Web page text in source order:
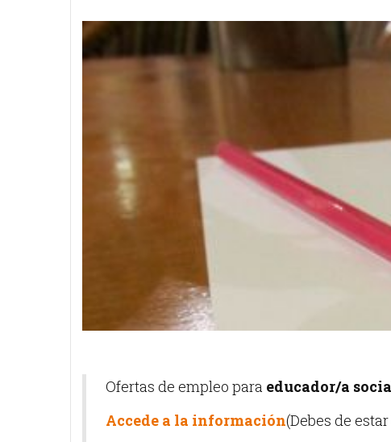
Ofertas de empleo para educador/a
Accede a la información(Debes de